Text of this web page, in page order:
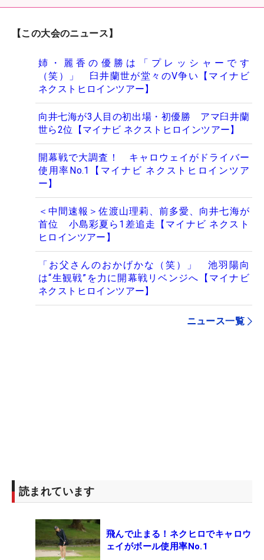
【この大会のニュース】
姉・麗香の優勝は「プレッシャーです
（笑）」 臼井蘭世が堂々のV争い【マイナビ
ネクストヒロインツアー】
向井七海が3人目の初出場・初優勝 アマ臼井蘭
世ら2位【マイナビ ネクストヒロインツアー】
開幕戦で大調査！ キャロウェイがドライバー
使用率No.1【マイナビ ネクストヒロインツア
ー】
＜中間速報＞佐渡山理莉、前多愛、向井七海が
首位 小島彩夏ら1差追走【マイナビ ネクスト
ヒロインツアー】
「お父さんのおかげかな（笑）」 池羽陽向
は“生観戦”を力に開幕戦リベンジへ【マイナビ
ネクストヒロインツアー】
ニュース一覧
読まれています
飛んで止まる！ネクヒロでキャロウ
ェイがボール使用率No.1